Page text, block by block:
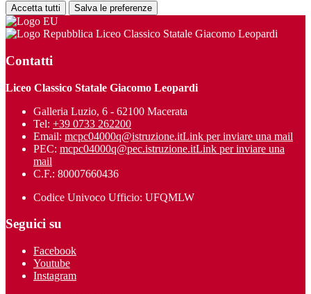
Accetta tutti Salva le preferenze
Liceo Classico Statale Giacomo Leopardi
Contatti
Liceo Classico Statale Giacomo Leopardi
Galleria Luzio, 6 - 62100 Macerata
Tel: +39 0733 262200
Email: mcpc04000q@istruzione.itLink per inviare una mail
PEC: mcpc04000q@pec.istruzione.itLink per inviare una
mail
C.F.: 80007660436
Codice Univoco Ufficio: UFQMLW
Seguici su
Facebook
Youtube
Instagram